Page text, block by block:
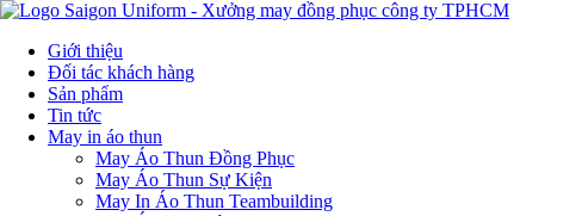
Giới thiệu
Đối tác khách hàng
Sản phẩm
Tin tức
May in áo thun
May Áo Thun Đồng Phục
May Áo Thun Sự Kiện
May In Áo Thun Teambuilding